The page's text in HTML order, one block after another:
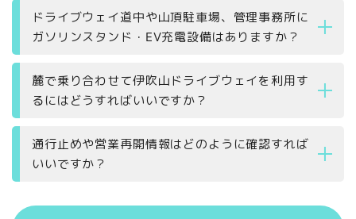
ドライブウェイ道中や山頂駐車場、管理事務所に
ガソリンスタンド・EV充電設備はありますか？
麓で乗り合わせて伊吹山ドライブウェイを利用す
るにはどうすればいいですか？
通行止めや営業再開情報はどのように確認すれば
いいですか？